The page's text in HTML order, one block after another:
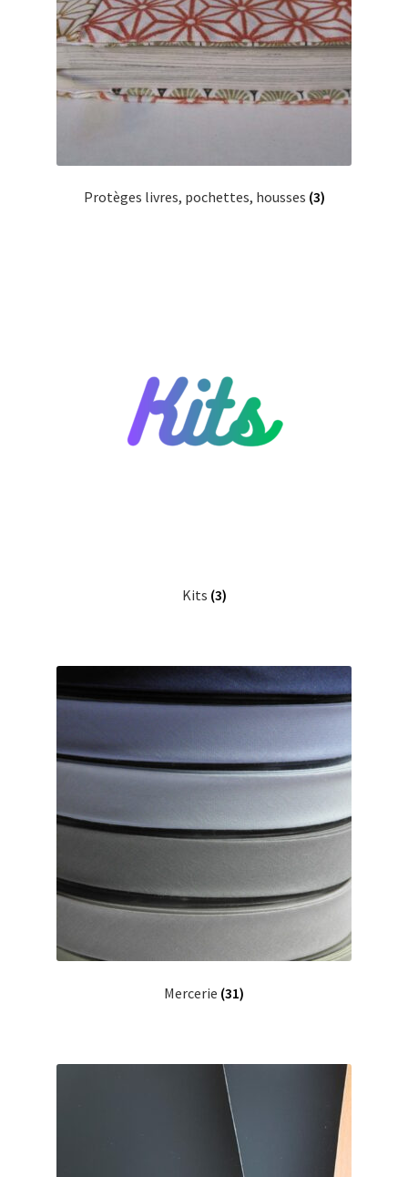
Protèges livres, pochettes, housses (3)
Kits (3)
Mercerie (31)